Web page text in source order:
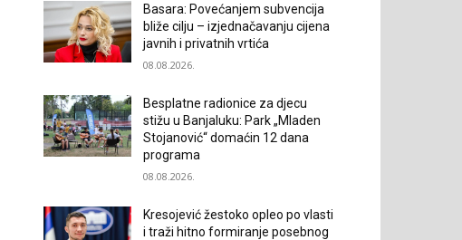
Basara: Povećanjem subvencija
bliže cilju – izjednačavanju cijena
javnih i privatnih vrtića
08.08.2026.
Besplatne radionice za djecu
stižu u Banjaluku: Park „Mladen
Stojanović“ domaćin 12 dana
programa
08.08.2026.
Kresojević žestoko opleo po vlasti
i traži hitno formiranje posebnog